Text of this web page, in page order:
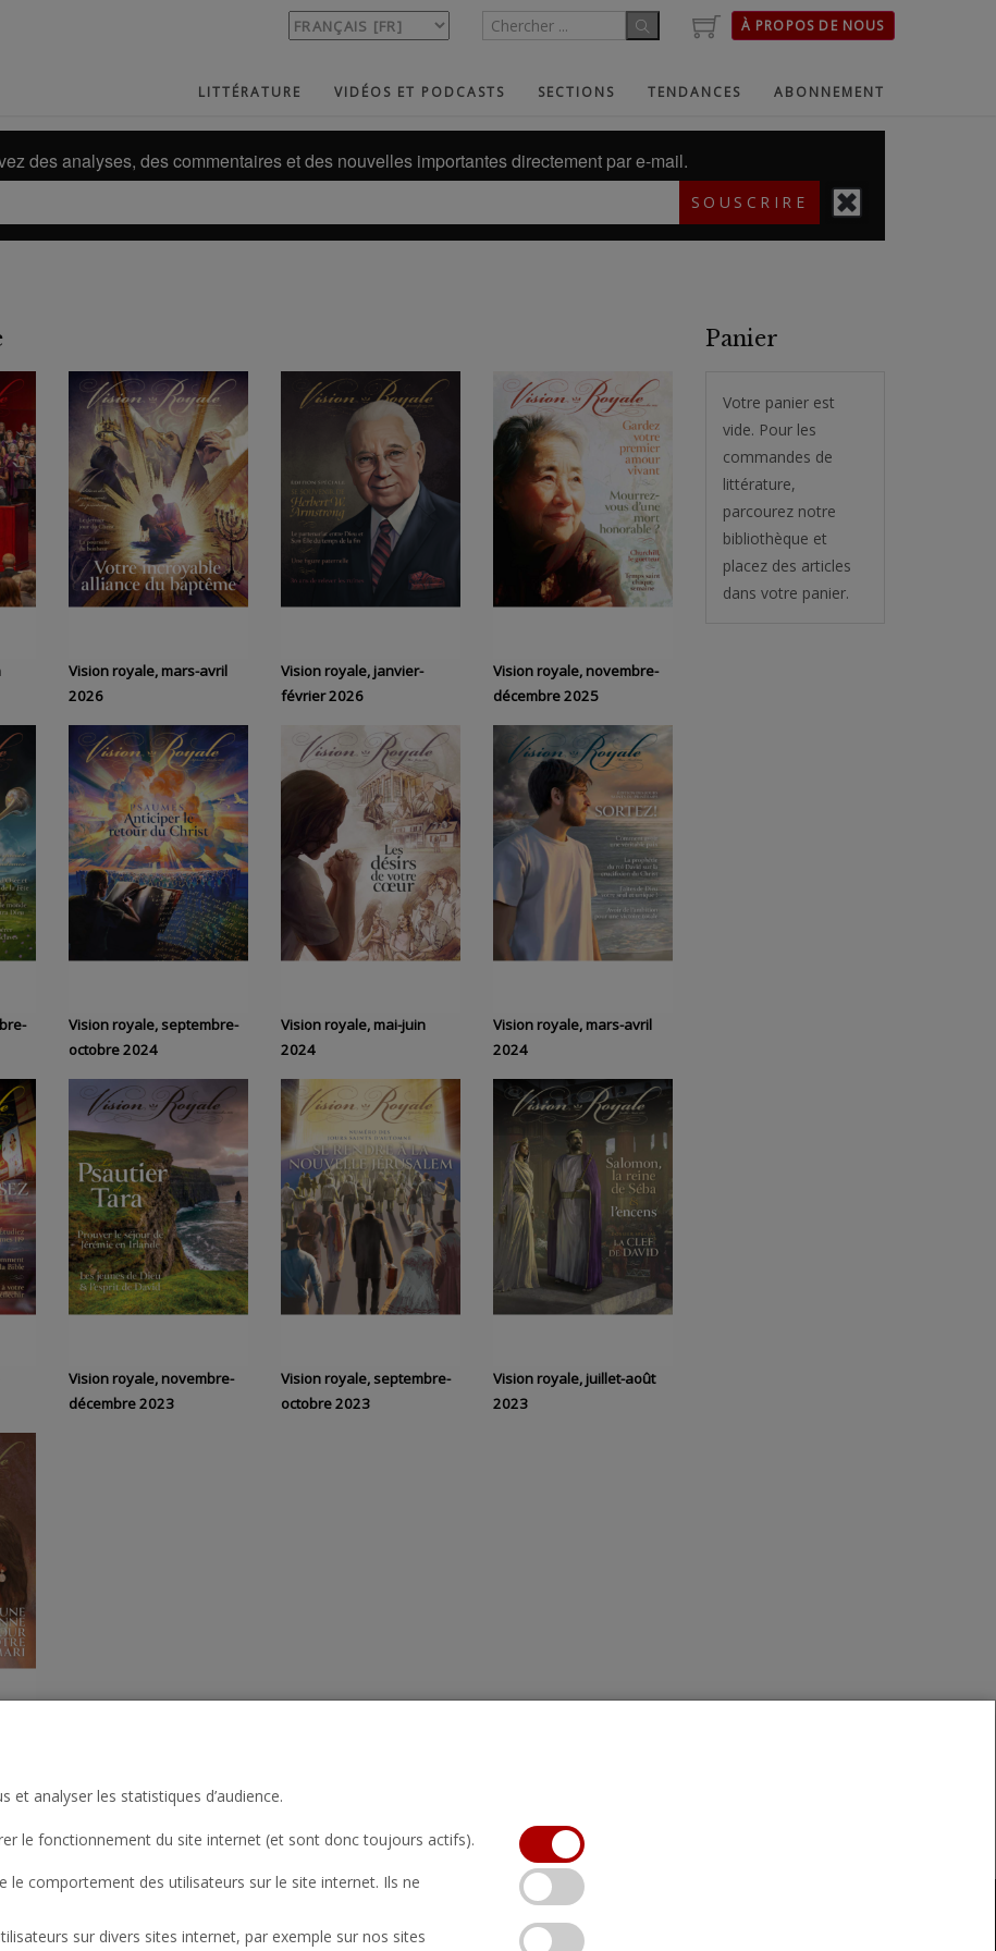
À PROPOS DE NOUS
LITTÉRATURE VIDÉOS ET PODCASTS SECTIONS TENDANCES ABONNEMENT
des analyses, des commentaires et des nouvelles importantes directement par e-mail.
SOUSCRIRE
Vision royale, mars-avril
2026
Vision royale, janvier-
février 2026
Vision royale, novembre-
décembre 2025
Vision royale, septembre-
octobre 2024
Vision royale, mai-juin
2024
Vision royale, mars-avril
2024
Vision royale, novembre-
décembre 2023
Vision royale, septembre-
octobre 2023
Vision royale, juillet-août
2023
13Produit
Panier
Votre panier est
vide. Pour les
commandes de
littérature,
parcourez notre
bibliothèque et
placez des articles
dans votre panier.
analyser les statistiques d’audience.
le fonctionnement du site internet (et sont donc toujours actifs).
le comportement des utilisateurs sur le site internet. Ils ne
sur divers sites internet, par exemple sur nos sites